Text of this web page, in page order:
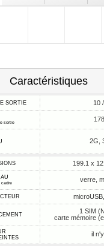
Caractéristiques
SORTIE 10
sortie
2G,
199.1 x
cadre verre,
1 SIM
carte mémoire
il